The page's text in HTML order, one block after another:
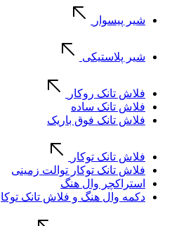
شیر پیسوار
شیر پلاستیکی
فلاش تانک روکار
فلاش تانک ساده
فلاش تانک فوق باریک
فلاش تانک توکار
فلاش تانک توکار توالت زمینی
استراکچر وال هنگ
دکمه وال هنگ و فلاش تانک